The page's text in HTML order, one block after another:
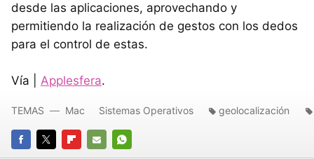
desde las aplicaciones, aprovechando y
permitiendo la realización de gestos con los dedos
para el control de estas.
Vía | Applesfera.
TEMAS Mac Sistemas Operativos geolocalización